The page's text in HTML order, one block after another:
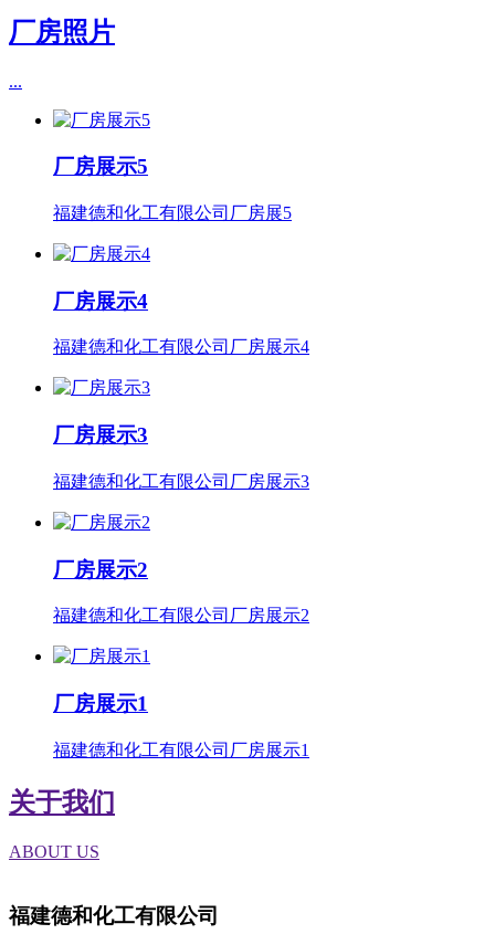
厂房照片
...
厂房展示5
福建德和化工有限公司厂房展5
厂房展示4
福建德和化工有限公司厂房展示4
厂房展示3
福建德和化工有限公司厂房展示3
厂房展示2
福建德和化工有限公司厂房展示2
厂房展示1
福建德和化工有限公司厂房展示1
关于我们
ABOUT US
福建德和化工有限公司